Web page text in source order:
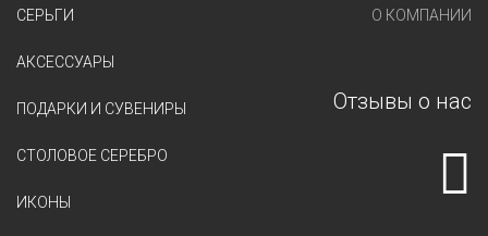
СЕРЬГИ
АКСЕССУАРЫ
ПОДАРКИ И СУВЕНИРЫ
СТОЛОВОЕ СЕРЕБРО
ИКОНЫ
О КОМПАНИИ
Отзывы о нас